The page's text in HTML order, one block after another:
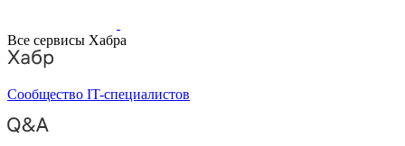
Все сервисы Хабра
Сообщество IT-специалистов